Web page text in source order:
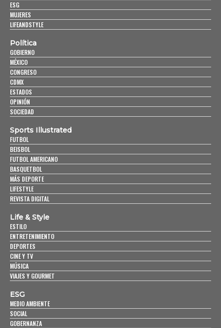
ESG
MUJERES
LIFEANDSTYLE
Política
GOBIERNO
MÉXICO
CONGRESO
CDMX
ESTADOS
OPINIÓN
SOCIEDAD
Sports Illustrated
FUTBOL
BEISBOL
FUTBOL AMERICANO
BASQUETBOL
MÁS DEPORTE
LIFESTYLE
REVISTA DIGITAL
Life & Style
ESTILO
ENTRETENIMIENTO
DEPORTES
CINE Y TV
MÚSICA
VIAJES Y GOURMET
ESG
MEDIO AMBIENTE
SOCIAL
GOBERNANZA